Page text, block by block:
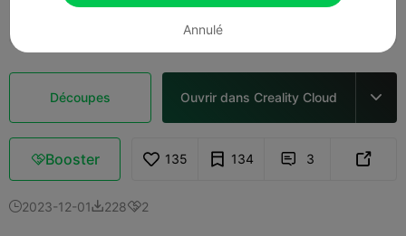
Découpes Ouvrir dans Creality Cloud 
Booster 135 134  3 
2023-12-012282
Annulé